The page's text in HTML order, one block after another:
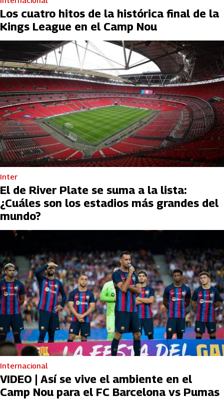
Los cuatro hitos de la histórica final de la
Kings League en el Camp Nou
Inter
El de River Plate se suma a la lista:
¿Cuáles son los estadios más grandes del
mundo?
Internacional
VIDEO | Así se vive el ambiente en el
Camp Nou para el FC Barcelona vs Pumas